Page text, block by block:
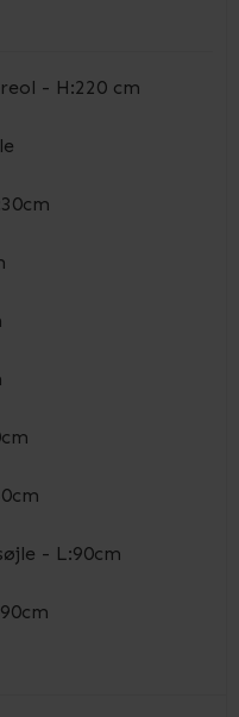
- H:220 cm
- L:90cm